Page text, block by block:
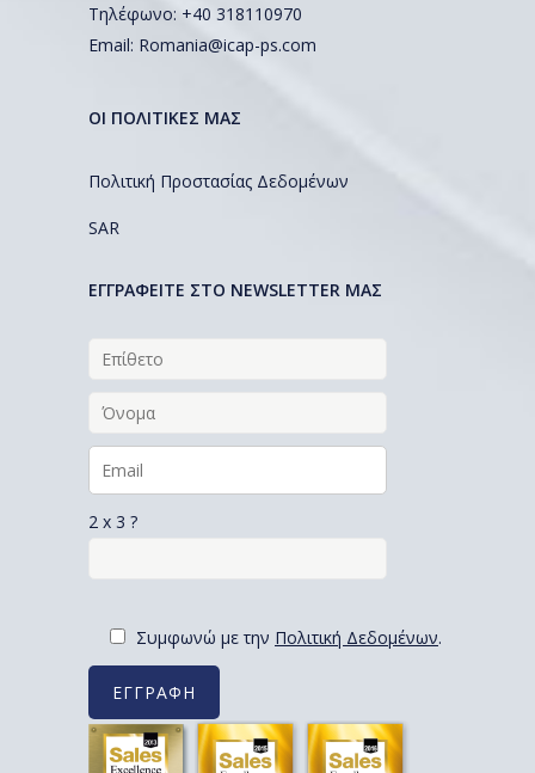
Τηλέφωνο: +40 318110970
Email: Romania@icap-ps.com
ΟΙ ΠΟΛΙΤΙΚΕΣ ΜΑΣ
Πολιτική Προστασίας Δεδομένων
SAR
EΓΓΡΑΦΕΙΤΕ ΣΤΟ NEWSLETTER ΜΑΣ
2 x 3 ?
Συμφωνώ με την Πολιτική Δεδομένων.